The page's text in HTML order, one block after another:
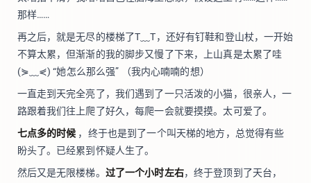
那样……
再之后，就是无尽的楼梯了T﹏T，还好有钉鞋和登山杖，一开始
不算太累，但渐渐的我的脚步又慢了下来，上山真是太累了哇
(⋟﹏⋞) “她怎么那么强” （我内心喃喃的想）
一直走到天完全亮了，我们遇到了一只活泼的小猫，很亲人，一
路跟着我们往上爬了好久，每爬一会就要摸摸。太可爱了。
七点多的时候 ，终于也是到了一个叫天梯的地方，总觉得有些
盼头了。已经累到怀疑人生了。
然后又是无限楼梯。 过了一个小时左右，终于登顶到了天台，